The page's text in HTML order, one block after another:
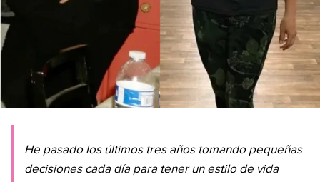
He pasado los últimos tres años tomando pequeñas
decisiones cada día para tener un estilo de vida